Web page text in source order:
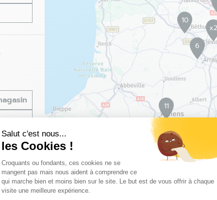
Salut c'est nous...
les Cookies !
Plateforme de Gestion du
Croquants ou fondants, ces cookies ne se
mangent pas mais nous aident à comprendre ce
qui marche bien et moins bien sur le site. Le but est de vous offrir à chaque
visite une meilleure expérience.
11
10
6
x2